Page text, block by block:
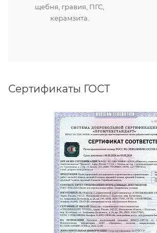
щебня, гравия, ПГС,
керамзита.
Сертификаты ГОСТ